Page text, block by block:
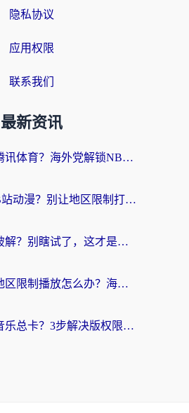
隐私协议
应用权限
联系我们
最新资讯
在美国如何看腾讯体育？海外党解锁NBA欧洲杯直播的终极攻略
在国外如何看B站动漫？别让地区限制打断你的追番节奏
海外看爱奇艺破解？别瞎试了，这才是留学生华人追剧看球的正确打开方式
央视影音海外地区限制播放怎么办？海外党亲测有效的回国加速指南
海外用网易云音乐总卡？3步解决版权限制+卡顿，还能听喜马拉雅！